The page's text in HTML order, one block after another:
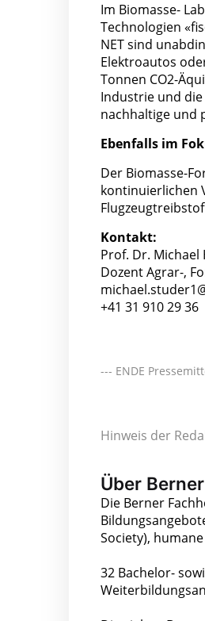
Im Biomasse-
Technologien
NET sind
Elektroautos
Tonnen CO2-
Industrie und
nachhaltige und
Ebenfalls im
Der Biomasse-
kontinuierlichen
Kontakt:
Prof. Dr.
Dozent Agrar-,
+41 31 910 29 36
--- ENDE
Hinweis der
Über
Die Berner
Society),
32 Bachelor-